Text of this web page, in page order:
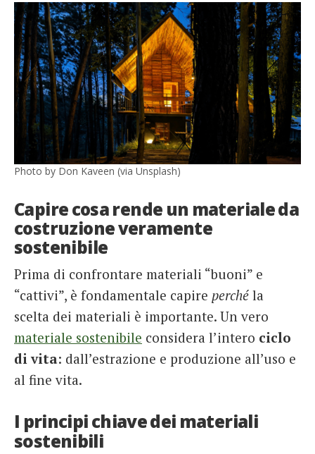
Photo by Don Kaveen (via Unsplash)
Capire cosa rende un materiale da
costruzione veramente
sostenibile
Prima di confrontare materiali “buoni” e
“cattivi”, è fondamentale capire perché la
scelta dei materiali è importante. Un vero
materiale sostenibile considera l’intero ciclo
di vita: dall’estrazione e produzione all’uso e
al fine vita.
I principi chiave dei materiali
sostenibili